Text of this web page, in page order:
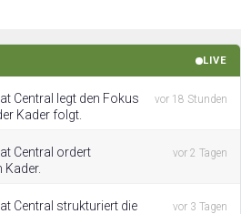
LIVE
Central legt den Fokus
Kader folgt.
vor 18 Stunden
Central ordert
vor 2 Tagen
Central strukturiert die
vor 3 Tagen